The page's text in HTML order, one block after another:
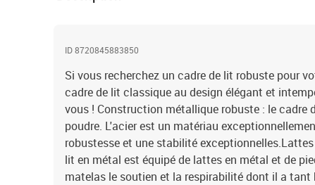
ID 8720845883850
Si vous recherchez un cadre de lit robuste pour
cadre de lit classique au design élégant et
vous ! Construction métallique robuste : le cadre
poudre. L'acier est un matériau
robustesse et une stabilité
lit en métal est équipé de lattes en métal et de
matelas le soutien et la respirabilité dont il a tant